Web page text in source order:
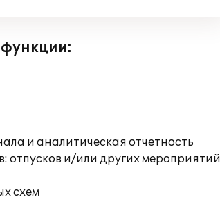
и аналитическая отчетность
отпусков и/или других мероприятий
схем